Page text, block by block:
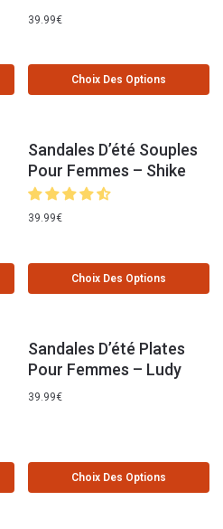
39.99€
Choix Des Options
Sandales D’été Souples
Pour Femmes – Shike
39.99€
Choix Des Options
Sandales D’été Plates
Pour Femmes – Ludy
39.99€
Choix Des Options